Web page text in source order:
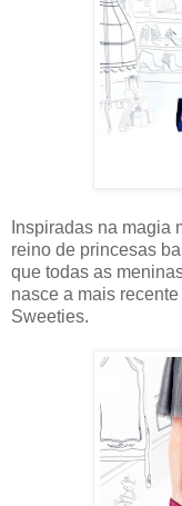
Inspiradas na magia
reino de princesas
que todas as
nasce a mais
Sweeties.